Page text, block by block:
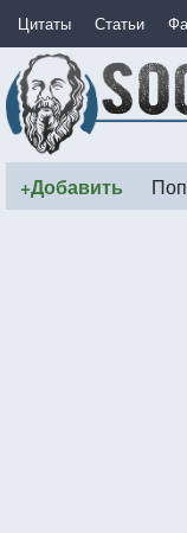
Цитаты Статьи
+Добавить